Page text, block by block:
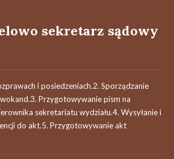
sekretarz sądowy
i posiedzeniach.2. Sporządzanie
Przygotowywanie pism na
sekretariatu wydziału.4. Wysyłanie i
do akt.5. Przygotowywanie akt